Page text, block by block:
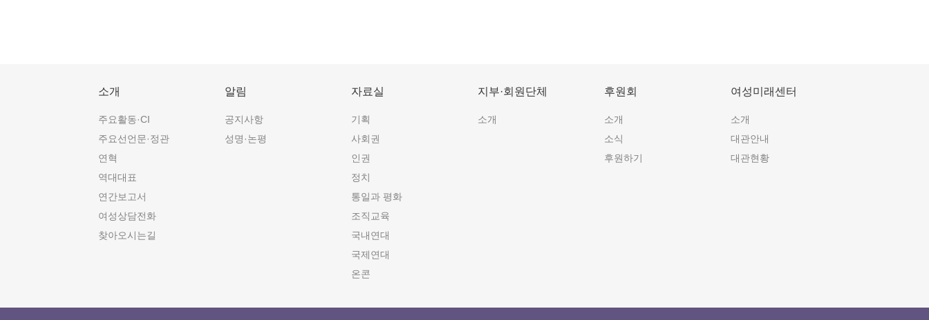
소개
주요활동·CI
주요선언문·정관
연혁
역대대표
연간보고서
여성상담전화
찾아오시는길
알림
공지사항
성명·논평
자료실
기획
사회권
인권
정치
통일과 평화
조직교육
국내연대
국제연대
온콘
지부·회원단체
소개
후원회
소개
소식
후원하기
여성미래센터
소개
대관안내
대관현황